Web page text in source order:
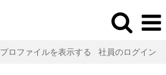
プロファイルを表示する 社員のログイン